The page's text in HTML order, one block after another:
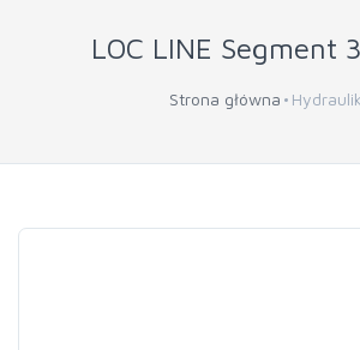
LOC LINE Segment
Strona główna